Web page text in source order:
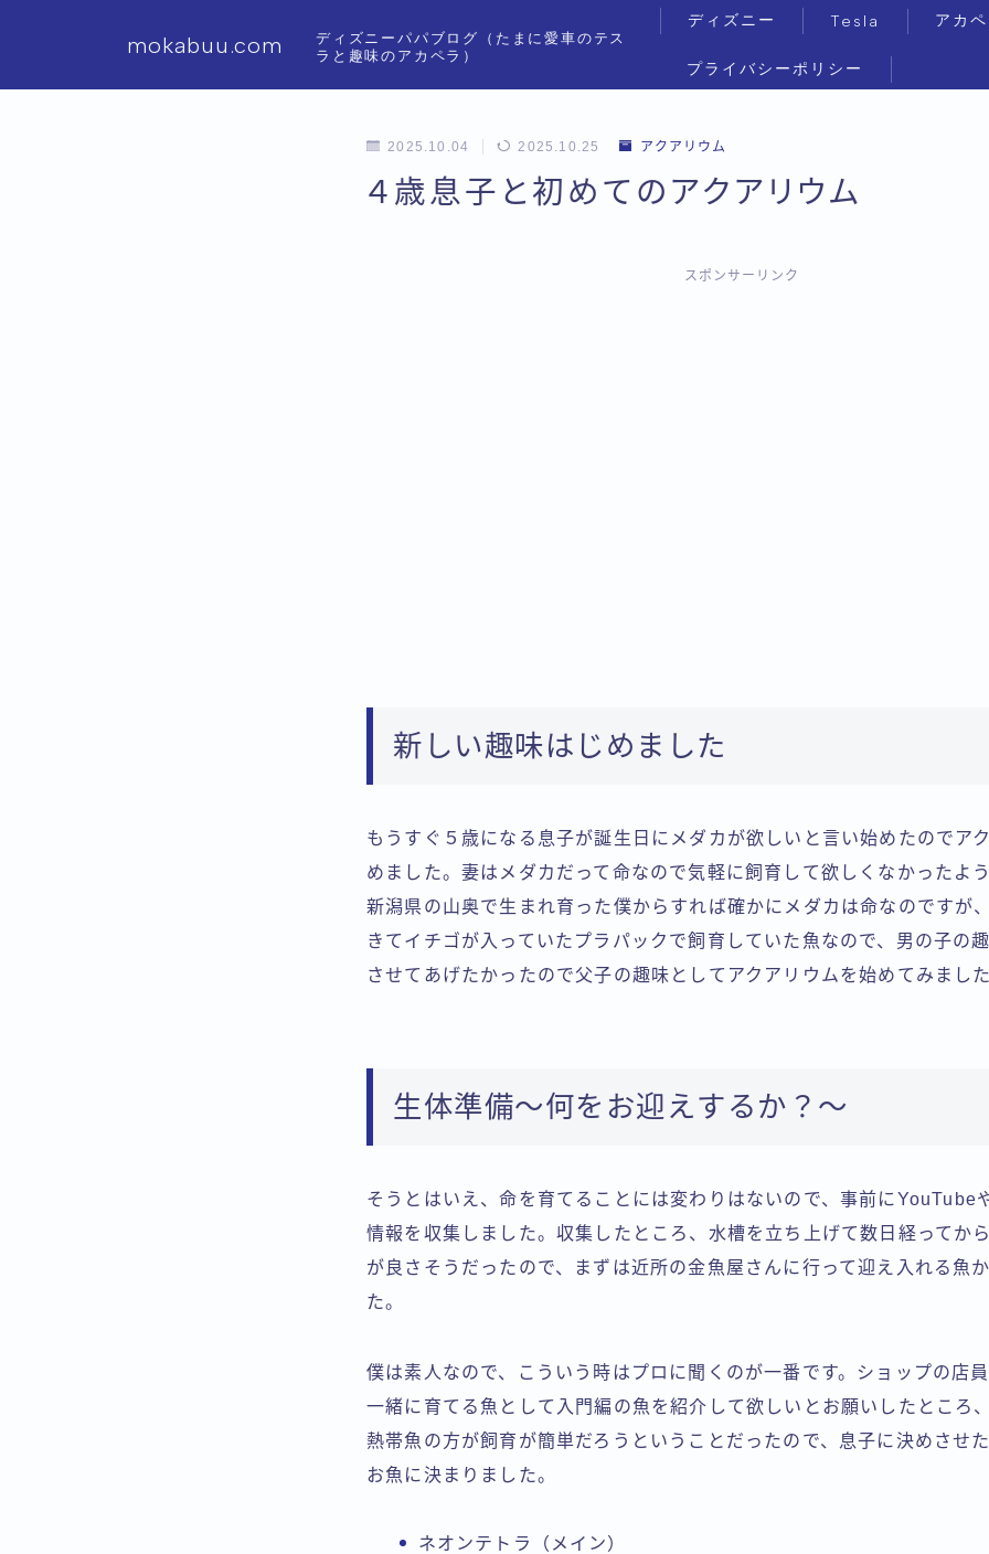
mokabuu.com
ディズニーパパブログ（たまに愛車のテス
ラと趣味のアカペラ）
ディズニー Tesla アカペ
プライバシーポリシー
2025.10.04 2025.10.25 アクアリウム
４歳息子と初めてのアクアリウム
スポンサーリンク
新しい趣味はじめました
もうすぐ５歳になる息子が誕生日にメダカが欲しいと言い始めたのでア
めました。妻はメダカだって命なので気軽に飼育して欲しくなかったよ
新潟県の山奥で生まれ育った僕からすれば確かにメダカは命なのですが
きてイチゴが入っていたプラパックで飼育していた魚なので、男の子の
させてあげたかったので父子の趣味としてアクアリウムを始めてみました
生体準備〜何をお迎えするか？〜
そうとはいえ、命を育てることには変わりはないので、事前にYouTube
情報を収集しました。収集したところ、水槽を立ち上げて数日経ってか
が良さそうだったので、まずは近所の金魚屋さんに行って迎え入れる魚
た。
僕は素人なので、こういう時はプロに聞くのが一番です。ショップの店
一緒に育てる魚として入門編の魚を紹介して欲しいとお願いしたところ
熱帯魚の方が飼育が簡単だろうということだったので、息子に決めさせ
お魚に決まりました。
ネオンテトラ（メイン）